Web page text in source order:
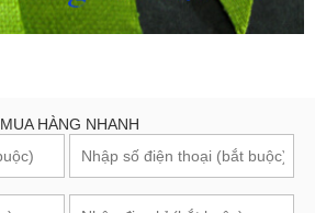
MUA HÀNG NHANH